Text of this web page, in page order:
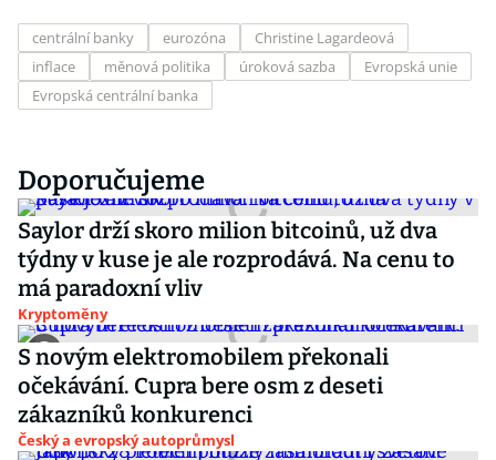
centrální banky eurozóna
Christine Lagardeová
inflace
měnová politika úroková sazba
Evropská unie
Evropská centrální banka
Doporučujeme
Saylor drží skoro milion bitcoinů, už dva
týdny v kuse je ale rozprodává. Na cenu to
má paradoxní vliv
Kryptoměny
S novým elektromobilem překonali
očekávání. Cupra bere osm z deseti
zákazníků konkurenci
Český a evropský autoprůmysl